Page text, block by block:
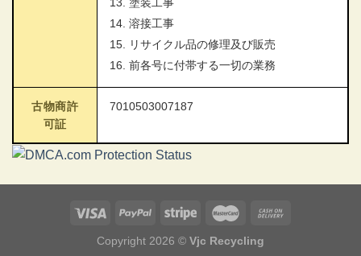
14. 溶接工事
15. リサイクル品の修理及び販売
16. 前各号に付帯する一切の業務
古物商許
可証
7010503007187
Copyright 2026 © Vjc Recycling